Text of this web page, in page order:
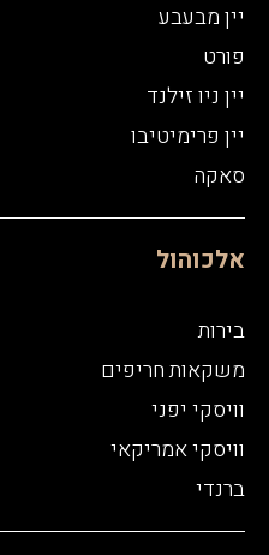
יין מבעבע
פורט
יין ניו זילנד
יין פרימיטיבו
סאקה
אלכוהול
בירות
משקאות חריפים
וויסקי יפני
וויסקי אמריקאי
ברנדי